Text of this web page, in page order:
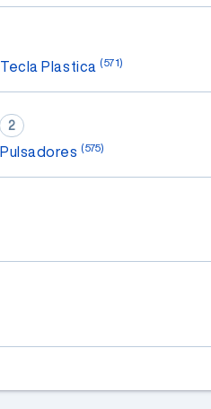
Tecla Plastica (571)
2
Pulsadores (575)